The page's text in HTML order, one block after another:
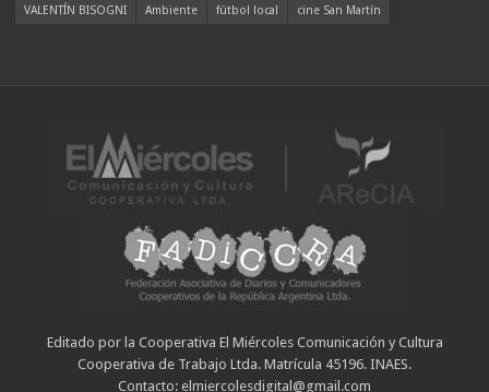
VALENTÍN BISOGNI
Ambiente fútbol local cine San Martín
Editado por la Cooperativa El Miércoles Comunicación y Cultura
Cooperativa de Trabajo Ltda. Matrícula 45196. INAES.
Contacto: elmiercolesdigital@gmail.com